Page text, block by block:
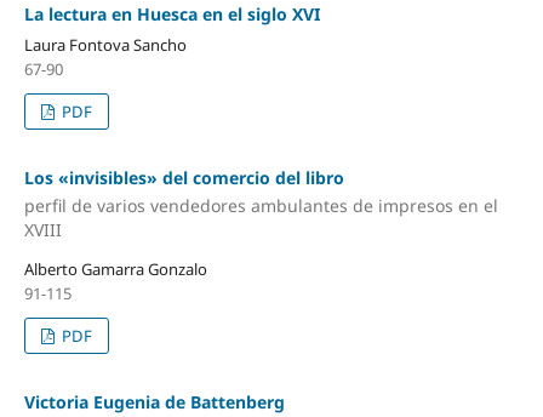
La lectura en Huesca en el siglo XVI
Laura Fontova Sancho
67-90
PDF
Los «invisibles» del comercio del libro
perfil de varios vendedores ambulantes de impresos en el
XVIII
Alberto Gamarra Gonzalo
91-115
PDF
Victoria Eugenia de Battenberg